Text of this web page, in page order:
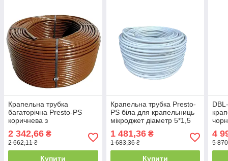
Крапельна трубка
багаторічна Presto-PS
коричнева з
крапельницями через 33
см, довжина 200 м з
маркуванням метражу
(MCL-33-200 BR)
2 342,66 ₴
2 662,11 ₴
Купити
Крапельна трубка Presto-
PS біла для крапельниць
мікроджет діаметр 5*1,5
мм, довжина 100 м (PVH
5B)
1 481,36₴
1 683,36 ₴
Купити
4
5